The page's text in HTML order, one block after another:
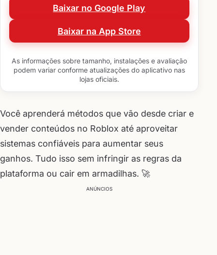
Baixar no Google Play
Baixar na App Store
As informações sobre tamanho, instalações e avaliação
podem variar conforme atualizações do aplicativo nas
lojas oficiais.
Você aprenderá métodos que vão desde criar e
vender conteúdos no Roblox até aproveitar
sistemas confiáveis para aumentar seus
ganhos. Tudo isso sem infringir as regras da
plataforma ou cair em armadilhas. 🚀
ANÚNCIOS